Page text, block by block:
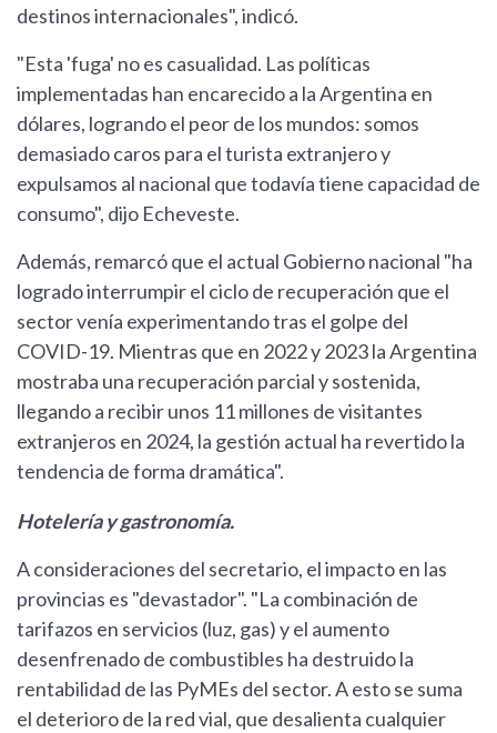
destinos internacionales", indicó.
"Esta 'fuga' no es casualidad. Las políticas
implementadas han encarecido a la Argentina en
dólares, logrando el peor de los mundos: somos
demasiado caros para el turista extranjero y
expulsamos al nacional que todavía tiene capacidad de
consumo", dijo Echeveste.
Además, remarcó que el actual Gobierno nacional "ha
logrado interrumpir el ciclo de recuperación que el
sector venía experimentando tras el golpe del
COVID-19. Mientras que en 2022 y 2023 la Argentina
mostraba una recuperación parcial y sostenida,
llegando a recibir unos 11 millones de visitantes
extranjeros en 2024, la gestión actual ha revertido la
tendencia de forma dramática".
Hotelería y gastronomía.
A consideraciones del secretario, el impacto en las
provincias es "devastador". "La combinación de
tarifazos en servicios (luz, gas) y el aumento
desenfrenado de combustibles ha destruido la
rentabilidad de las PyMEs del sector. A esto se suma
el deterioro de la red vial, que desalienta cualquier